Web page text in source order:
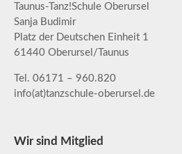
Taunus-Tanz!Schule Oberursel
Sanja Budimir
Platz der Deutschen Einheit 1
61440 Oberursel/Taunus
Tel. 06171 – 960.820
info(at)tanzschule-oberursel.de
Wir sind Mitglied